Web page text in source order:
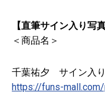
【直筆サイン入り写
＜商品名＞
千葉祐夕 サイン入
https://funs-